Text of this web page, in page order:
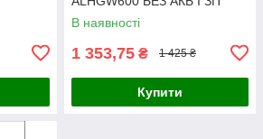
В наявності
1 353,75 ₴ 1 425 ₴
Купити